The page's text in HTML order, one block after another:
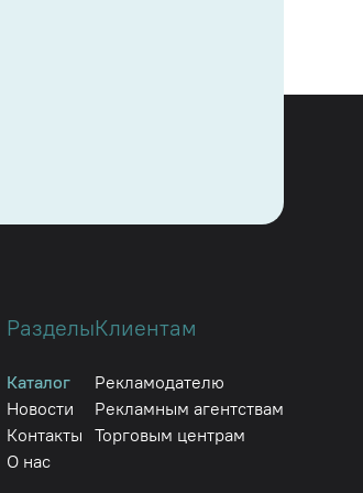
Разделы
Каталог
Новости
Контакты
О нас
Клиентам
Рекламодателю
Рекламным агентствам
Торговым центрам